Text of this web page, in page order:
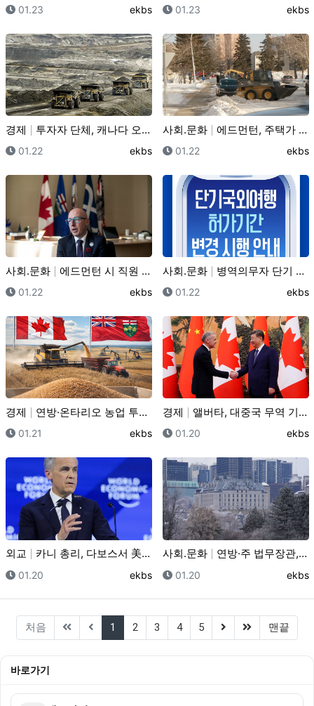
등록일
01.23 등록자
ekbs 등록일
01.23 등록
ekbs
경제 투자자 단체, 캐나다 오일패치 '환경부채' 정조준… 주…
등록일
01.22 등록자
ekbs
사회.문화 에드먼턴, 주택가 제설 마무리 단계… 막다른 골목(cu…
등록일
01.22 등록
ekbs
사회.문화 에드먼턴 시 직원 향한 공격 급증… 시장 "안전 위협,…
등록일
01.22 등록자
ekbs
사회.문화 병역의무자 단기 국외여행 허가 규정 강화, "허가기간 …
등록일
01.22 등록
ekbs
경제 연방·온타리오 농업 투자 확대… 앨버타 농업계에도 '기…
등록일
01.21 등록자
ekbs
경제 앨버타, 대중국 무역 기대감 '솔솔'… 컬링 대표팀 활…
등록일
01.20 등록
ekbs
외교 카니 총리, 다보스서 美 그린란드 압박에 "공개 반대"…
등록일
01.20 등록자
ekbs
사회.문화 연방·주 법무장관, '무작위 교통 정차' 합헌성 여부 …
등록일
01.20 등록
ekbs
처음 1 (current)
2 3 4 5 (next)(last)맨끝
바로가기